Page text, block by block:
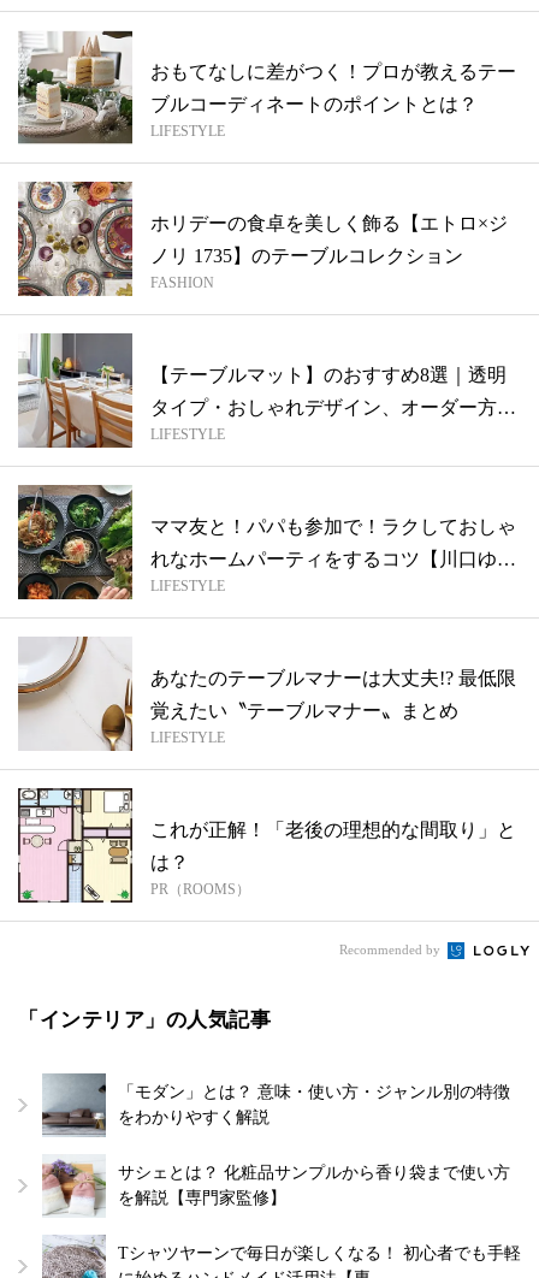
おもてなしに差がつく！プロが教えるテー
ブルコーディネートのポイントとは？
LIFESTYLE
ホリデーの食卓を美しく飾る【エトロ×ジ
ノリ 1735】のテーブルコレクション
FASHION
【テーブルマット】のおすすめ8選｜透明
タイプ・おしゃれデザイン、オーダー方法
も
LIFESTYLE
ママ友と！パパも参加で！ラクしておしゃ
れなホームパーティをするコツ【川口ゆか
りの...
LIFESTYLE
あなたのテーブルマナーは大丈夫!? 最低限
覚えたい〝テーブルマナー〟まとめ
LIFESTYLE
これが正解！「老後の理想的な間取り」と
は？
PR（ROOMS）
Recommended by
「インテリア」の人気記事
「モダン」とは？ 意味・使い方・ジャンル別の特徴
をわかりやすく解説
サシェとは？ 化粧品サンプルから香り袋まで使い方
を解説【専門家監修】
Tシャツヤーンで毎日が楽しくなる！ 初心者でも手軽